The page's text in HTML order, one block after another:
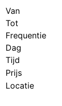
Van
Tot
Frequentie
Dag
Tijd
Prijs
Locatie